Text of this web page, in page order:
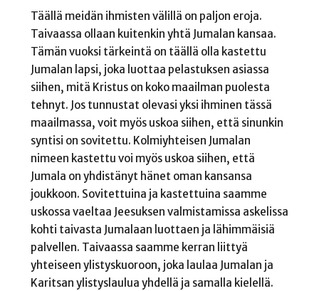
Täällä meidän ihmisten välillä on paljon eroja.
Taivaassa ollaan kuitenkin yhtä Jumalan kansaa.
Tämän vuoksi tärkeintä on täällä olla kastettu
Jumalan lapsi, joka luottaa pelastuksen asiassa
siihen, mitä Kristus on koko maailman puolesta
tehnyt. Jos tunnustat olevasi yksi ihminen tässä
maailmassa, voit myös uskoa siihen, että sinunkin
syntisi on sovitettu. Kolmiyhteisen Jumalan
nimeen kastettu voi myös uskoa siihen, että
Jumala on yhdistänyt hänet oman kansansa
joukkoon. Sovitettuina ja kastettuina saamme
uskossa vaeltaa Jeesuksen valmistamissa askelissa
kohti taivasta Jumalaan luottaen ja lähimmäisiä
palvellen. Taivaassa saamme kerran liittyä
yhteiseen ylistyskuoroon, joka laulaa Jumalan ja
Karitsan ylistyslaulua yhdellä ja samalla kielellä.